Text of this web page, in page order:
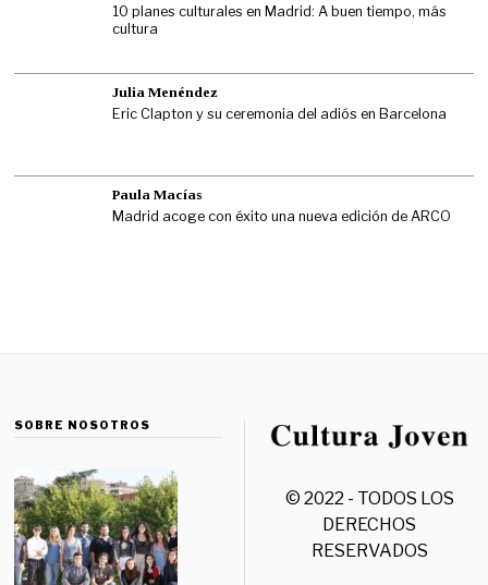
10 planes culturales en Madrid: A buen tiempo, más
cultura
Julia Menéndez
Eric Clapton y su ceremonia del adiós en Barcelona
Paula Macías
Madrid acoge con éxito una nueva edición de ARCO
SOBRE NOSOTROS
© 2022 - TODOS LOS
DERECHOS
RESERVADOS